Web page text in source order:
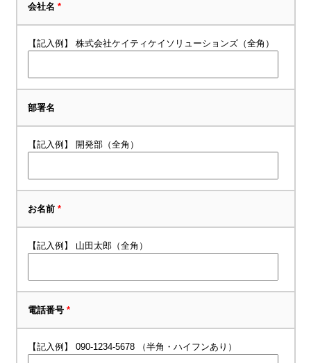
会社名 *
【記入例】 株式会社ケイティケイソリューションズ（全角）
部署名
【記入例】 開発部（全角）
お名前 *
【記入例】 山田太郎（全角）
電話番号 *
【記入例】 090-1234-5678 （半角・ハイフンあり）